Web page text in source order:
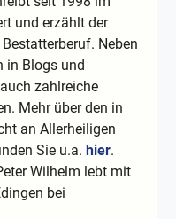
und erzählt der
Neben
in Blogs und
zahlreiche
Mehr über den in
an Allerheiligen
Sie u.a. hier.
Wilhelm lebt mit
bei